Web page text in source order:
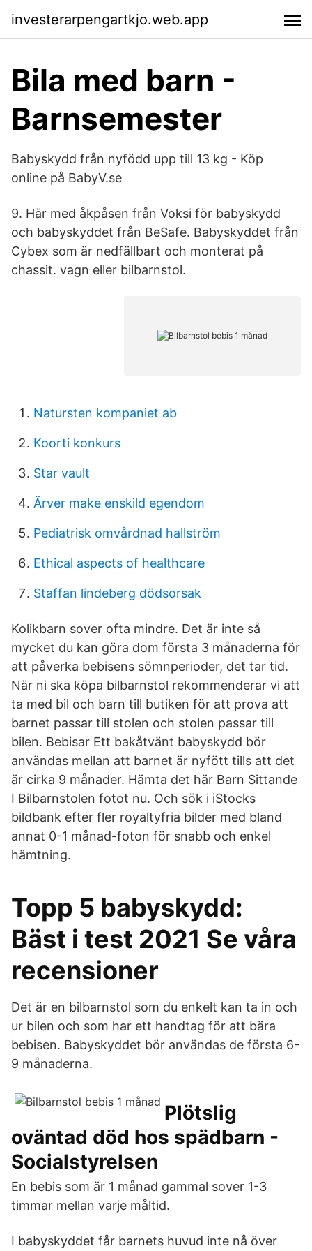
investerarpengartkjo.web.app
Bila med barn -
Barnsemester
Babyskydd från nyfödd upp till 13 kg - Köp
online på BabyV.se
9. Här med åkpåsen från Voksi för babyskydd
och babyskyddet från BeSafe. Babyskyddet från
Cybex som är nedfällbart och monterat på
chassit. vagn eller bilbarnstol.
Natursten kompaniet ab
Koorti konkurs
Star vault
Ärver make enskild egendom
Pediatrisk omvårdnad hallström
Ethical aspects of healthcare
Staffan lindeberg dödsorsak
Kolikbarn sover ofta mindre. Det är inte så
mycket du kan göra dom första 3 månaderna för
att påverka bebisens sömnperioder, det tar tid.
När ni ska köpa bilbarnstol rekommenderar vi att
ta med bil och barn till butiken för att prova att
barnet passar till stolen och stolen passar till
bilen. Bebisar Ett bakåtvänt babyskydd bör
användas mellan att barnet är nyfött tills att det
är cirka 9 månader. Hämta det här Barn Sittande
I Bilbarnstolen fotot nu. Och sök i iStocks
bildbank efter fler royaltyfria bilder med bland
annat 0-1 månad-foton för snabb och enkel
hämtning.
Topp 5 babyskydd:
Bäst i test 2021 Se våra
recensioner
Det är en bilbarnstol som du enkelt kan ta in och
ur bilen och som har ett handtag för att bära
bebisen. Babyskyddet bör användas de första 6-
9 månaderna.
Plötslig
oväntad död hos spädbarn -
Socialstyrelsen
En bebis som är 1 månad gammal sover 1-3
timmar mellan varje måltid.
I babyskyddet får barnets huvud inte nå över